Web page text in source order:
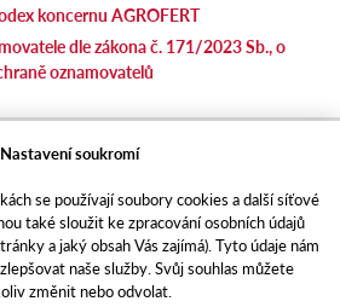
koncernu AGROFERT
dle zákona č. 171/2023 Sb., o
oznamovatelů
agrotec.cz
portal.caseklub.cz
shop.agrics.cz
traktorbazar.cz
eshop.agrics.cz/cs
Nastavení soukromí
se používají soubory cookies a další síťové
také sloužit ke zpracování osobních údajů
a jaký obsah Vás zajímá). Tyto údaje nám
naše služby. Svůj souhlas můžete
změnit nebo odvolat.